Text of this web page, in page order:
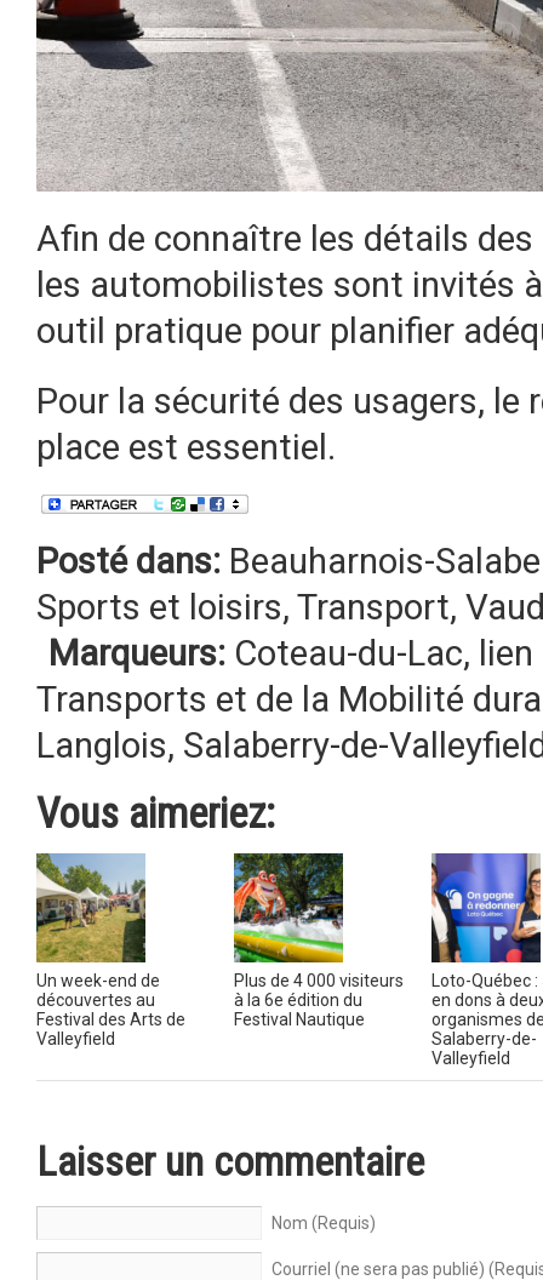
Afin de connaître les détails
les automobilistes sont invités
outil pratique pour planifier
Pour la sécurité des usagers,
place est essentiel.
Posté dans: Beauharnois-
Sports et loisirs, Transport,
Marqueurs: Coteau-du-Lac,
Transports et de la Mobilité
Langlois, Salaberry-de-
Vous aimeriez:
Un week-end de
découvertes au
Festival des Arts de
Valleyfield
Plus de 4 000 visiteurs
à la 6e édition du
Festival Nautique
Loto-Québec :
en dons à
organismes
Salaberry-de-
Valleyfield
Laisser un commentaire
Nom (Requis)
Courriel (ne sera pas publié)